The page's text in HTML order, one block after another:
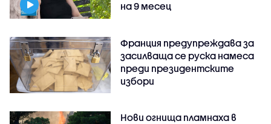
на 9 месец
Франция предупреждава за
засилваща се руска намеса
преди президентските
избори
Нови огнища пламнаха в